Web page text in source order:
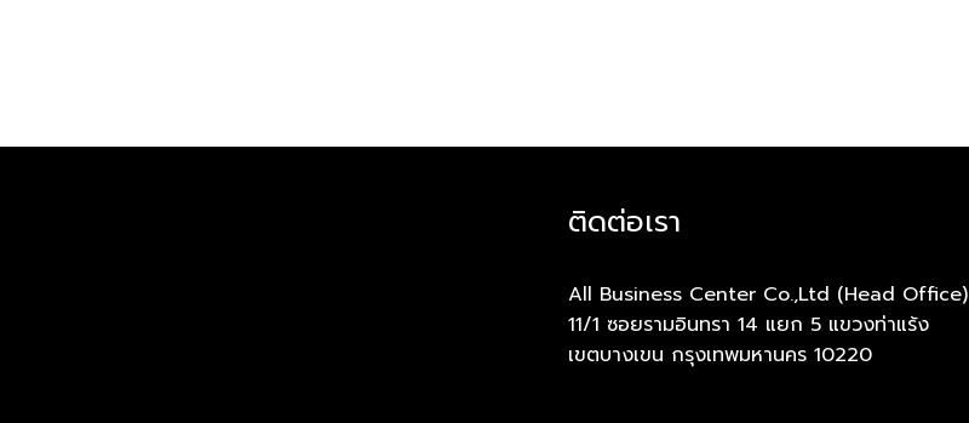
ติดต่อเรา
All Business Center Co.,Ltd (Head Office)
11/1 ซอยรามอินทรา 14 แยก 5 แขวงท่าแร้ง
เขตบางเขน กรุงเทพมหานคร 10220